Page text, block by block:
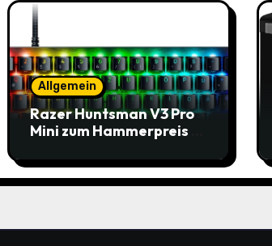
Allgemein
Razer Huntsman V3 Pro
Mini zum Hammerpreis –